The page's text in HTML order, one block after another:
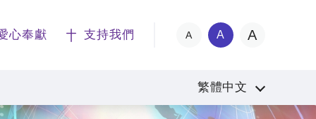
心奉獻 支持我們 A A A
繁體中文